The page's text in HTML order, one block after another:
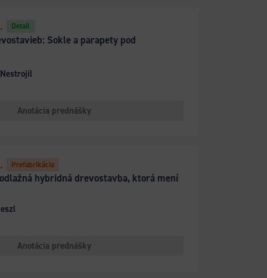
Detail
Sokle a parapety pod
Anotácia prednášky
Prefabrikácia
hybridná drevostavba, ktorá mení
Anotácia prednášky